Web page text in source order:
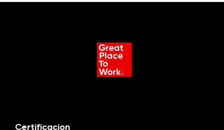
Certificacion